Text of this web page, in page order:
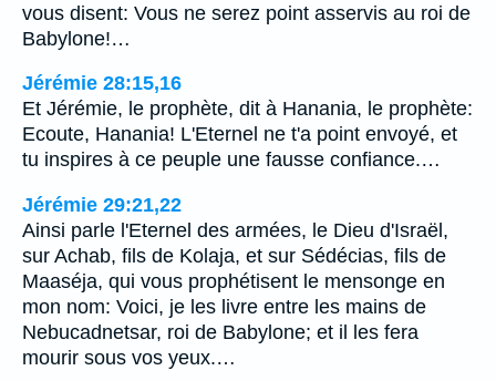
vous disent: Vous ne serez point asservis au roi de
Babylone!…
Jérémie 28:15,16
Et Jérémie, le prophète, dit à Hanania, le prophète:
Ecoute, Hanania! L'Eternel ne t'a point envoyé, et
tu inspires à ce peuple une fausse confiance.…
Jérémie 29:21,22
Ainsi parle l'Eternel des armées, le Dieu d'Israël,
sur Achab, fils de Kolaja, et sur Sédécias, fils de
Maaséja, qui vous prophétisent le mensonge en
mon nom: Voici, je les livre entre les mains de
Nebucadnetsar, roi de Babylone; et il les fera
mourir sous vos yeux.…